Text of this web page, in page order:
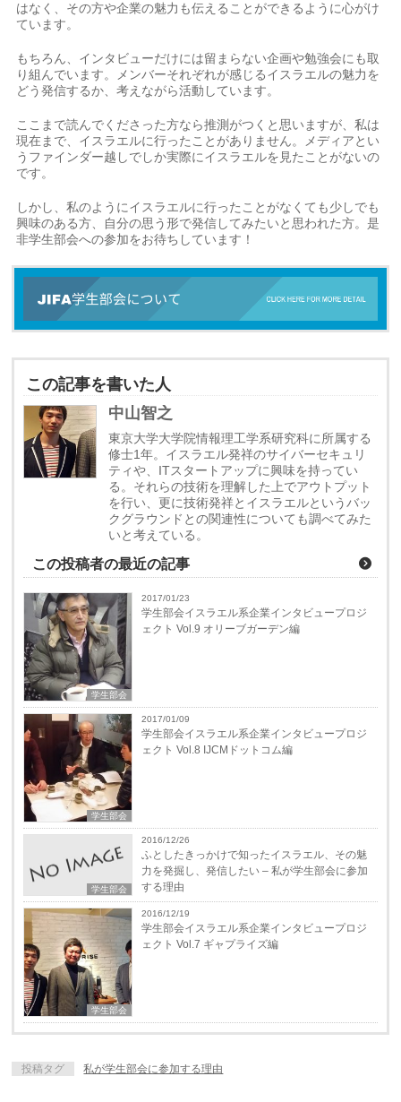
はなく、その方や企業の魅力も伝えることができるように心がけ
ています。
もちろん、インタビューだけには留まらない企画や勉強会にも取
り組んでいます。メンバーそれぞれが感じるイスラエルの魅力を
どう発信するか、考えながら活動しています。
ここまで読んでくださった方なら推測がつくと思いますが、私は
現在まで、イスラエルに行ったことがありません。メディアとい
うファインダー越しでしか実際にイスラエルを見たことがないの
です。
しかし、私のようにイスラエルに行ったことがなくても少しでも
興味のある方、自分の思う形で発信してみたいと思われた方。是
非学生部会への参加をお待ちしています！
この記事を書いた人
中山智之
東京大学大学院情報理工学系研究科に所属する
修士1年。イスラエル発祥のサイバーセキュリ
ティや、ITスタートアップに興味を持ってい
る。それらの技術を理解した上でアウトプット
を行い、更に技術発祥とイスラエルというバッ
クグラウンドとの関連性についても調べてみた
いと考えている。
この投稿者の最近の記事
学生部会
2017/01/23
学生部会イスラエル系企業インタビュープロジ
ェクト Vol.9 オリーブガーデン編
学生部会
2017/01/09
学生部会イスラエル系企業インタビュープロジ
ェクト Vol.8 IJCMドットコム編
学生部会
2016/12/26
ふとしたきっかけで知ったイスラエル、その魅
力を発掘し、発信したい – 私が学生部会に参加
する理由
学生部会
2016/12/19
学生部会イスラエル系企業インタビュープロジ
ェクト Vol.7 ギャプライズ編
投稿タグ 私が学生部会に参加する理由